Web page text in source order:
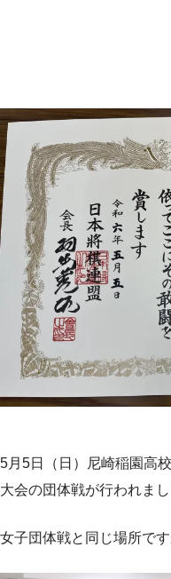
5月5日（日）尼崎稲園高
大会の団体戦が行われまし
女子団体戦と同じ場所で